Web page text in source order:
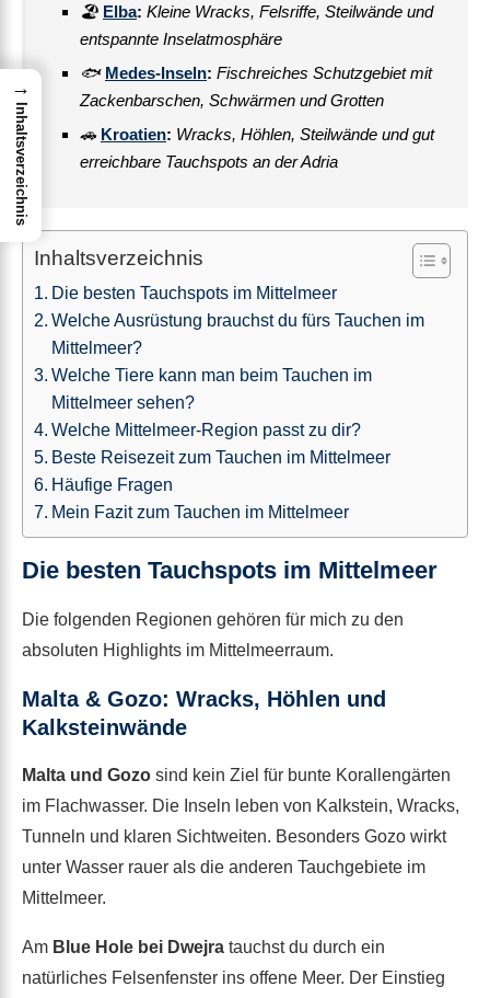
🏖️ Elba: Kleine Wracks, Felsriffe, Steilwände und
entspannte Inselatmosphäre
🐟 Medes-Inseln: Fischreiches Schutzgebiet mit
Zackenbarschen, Schwärmen und Grotten
🚗 Kroatien: Wracks, Höhlen, Steilwände und gut
erreichbare Tauchspots an der Adria
Inhaltsverzeichnis
Die besten Tauchspots im Mittelmeer
Welche Ausrüstung brauchst du fürs Tauchen im
Mittelmeer?
Welche Tiere kann man beim Tauchen im
Mittelmeer sehen?
Welche Mittelmeer-Region passt zu dir?
Beste Reisezeit zum Tauchen im Mittelmeer
Häufige Fragen
Mein Fazit zum Tauchen im Mittelmeer
Die besten Tauchspots im Mittelmeer
Die folgenden Regionen gehören für mich zu den
absoluten Highlights im Mittelmeerraum.
Malta & Gozo: Wracks, Höhlen und
Kalksteinwände
Malta und Gozo sind kein Ziel für bunte Korallengärten
im Flachwasser. Die Inseln leben von Kalkstein, Wracks,
Tunneln und klaren Sichtweiten. Besonders Gozo wirkt
unter Wasser rauer als die anderen Tauchgebiete im
Mittelmeer.
Am Blue Hole bei Dwejra tauchst du durch ein
natürliches Felsenfenster ins offene Meer. Der Einstieg
→
Inhaltsverzeichnis